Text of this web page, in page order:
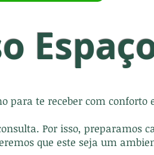
para te receber com conforto
Por isso, preparamos
que este seja um